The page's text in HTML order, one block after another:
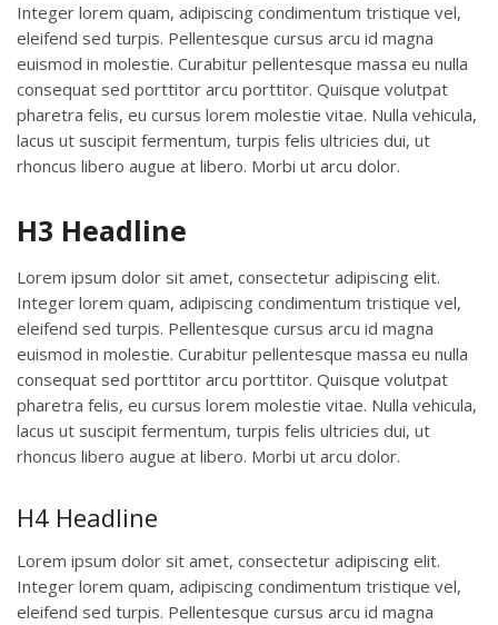
Integer lorem quam, adipiscing condimentum tristique vel,
eleifend sed turpis. Pellentesque cursus arcu id magna
euismod in molestie. Curabitur pellentesque massa eu nulla
consequat sed porttitor arcu porttitor. Quisque volutpat
pharetra felis, eu cursus lorem molestie vitae. Nulla vehicula,
lacus ut suscipit fermentum, turpis felis ultricies dui, ut
rhoncus libero augue at libero. Morbi ut arcu dolor.
H3 Headline
Lorem ipsum dolor sit amet, consectetur adipiscing elit.
Integer lorem quam, adipiscing condimentum tristique vel,
eleifend sed turpis. Pellentesque cursus arcu id magna
euismod in molestie. Curabitur pellentesque massa eu nulla
consequat sed porttitor arcu porttitor. Quisque volutpat
pharetra felis, eu cursus lorem molestie vitae. Nulla vehicula,
lacus ut suscipit fermentum, turpis felis ultricies dui, ut
rhoncus libero augue at libero. Morbi ut arcu dolor.
H4 Headline
Lorem ipsum dolor sit amet, consectetur adipiscing elit.
Integer lorem quam, adipiscing condimentum tristique vel,
eleifend sed turpis. Pellentesque cursus arcu id magna